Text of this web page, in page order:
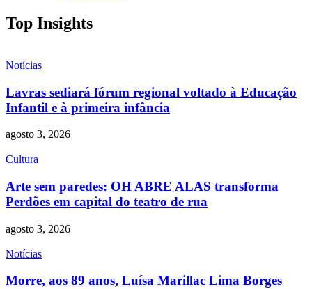
Top Insights
Notícias
Lavras sediará fórum regional voltado à Educação
Infantil e à primeira infância
agosto 3, 2026
Cultura
Arte sem paredes: OH ABRE ALAS transforma
Perdões em capital do teatro de rua
agosto 3, 2026
Notícias
Morre, aos 89 anos, Luísa Marillac Lima Borges